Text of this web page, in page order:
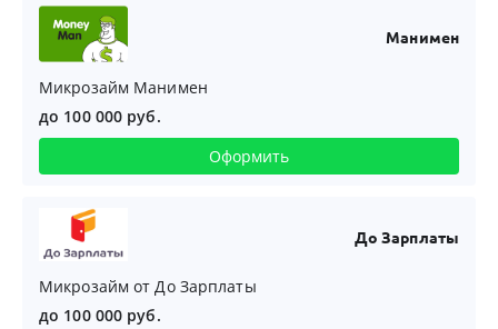
Манимен
Микрозайм Манимен
до 100 000 руб.
Оформить
До Зарплаты
Микрозайм от До Зарплаты
до 100 000 руб.